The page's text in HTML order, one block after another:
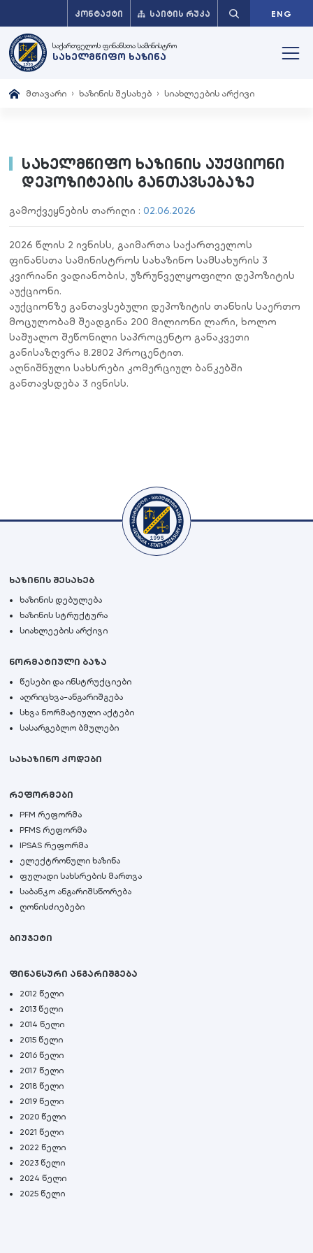
ᲙᲝᲜᲢᲐᲥᲢᲘ ᲡᲐᲘᲢᲘᲡ ᲠᲣᲙᲐ ENG
საქართველოს ფინანსთა სამინისტრო
სახელმწიფო ხაზინა
მთავარი ხაზინის შესახებ სიახლეების არქივი
სახელმწიფო ხაზინის აუქციონი
დეპოზიტების განთავსებაზე
გამოქვეყნების თარიღი :02.06.2026
2026 წლის 2 ივნისს, გაიმართა საქართველოს
ფინანსთა სამინისტროს სახაზინო სამსახურის 3
კვირიანი ვადიანობის,უზრუნველყოფილიდეპოზიტის
აუქციონი.
აუქციონზე განთავსებული დეპოზიტის თანხის საერთო
მოცულობამ შეადგინა 200მილიონი ლარი,ხოლო
საშუალო შეწონილი საპროცენტო განაკვეთი
განისაზღვრა 8.2802პროცენტით.
აღნიშნული სახსრები კომერციულ ბანკებში
განთავსდება 3ივნისს.
ხაზინის შესახებ
ხაზინის დებულება
ხაზინის სტრუქტურა
სიახლეების არქივი
ნორმატიული ბაზა
წესები და ინსტრუქციები
აღრიცხვა-ანგარიშგება
სხვა ნორმატიული აქტები
სასარგებლო ბმულები
სახაზინო კოდები
რეფორმები
PFM რეფორმა
PFMS რეფორმა
IPSAS რეფორმა
ელექტრონული ხაზინა
ფულადი სახსრების მართვა
საბანკო ანგარიშსწორება
ღონისძიებები
ბიუჯეტი
ფინანსური ანგარიშგება
2012 წელი
2013 წელი
2014 წელი
2015 წელი
2016 წელი
2017 წელი
2018 წელი
2019 წელი
2020 წელი
2021 წელი
2022 წელი
2023 წელი
2024 წელი
2025 წელი